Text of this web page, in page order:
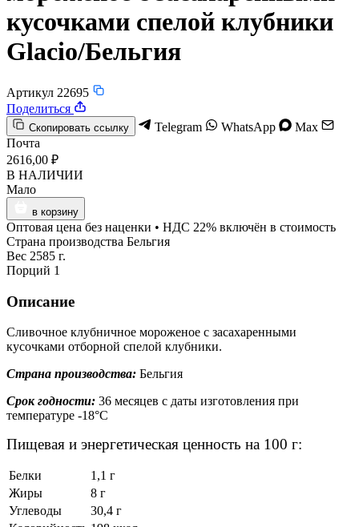
кусочками спелой клубники
Glacio/Бельгия
Артикул 22695
Поделиться
Скопировать ссылку Telegram WhatsApp
Max
Почта
2616,00 ₽
В НАЛИЧИИ
Мало
в корзину
Оптовая цена без наценки • НДС 22% включён в стоимость
Страна производства Бельгия
Вес 2585 г.
Порций 1
Описание
Сливочное клубничное мороженое с засахаренными
кусочками отборной спелой клубники.
Страна производства: Бельгия
Срок годности: 36 месяцев с даты изготовления при
температуре -18°С
Пищевая и энергетическая ценность на 100 г:
Белки
1,1 г
Жиры
8 г
Углеводы
30,4 г